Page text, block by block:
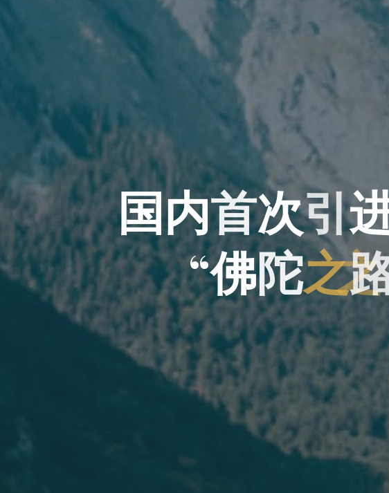
国内首次引
“佛陀之